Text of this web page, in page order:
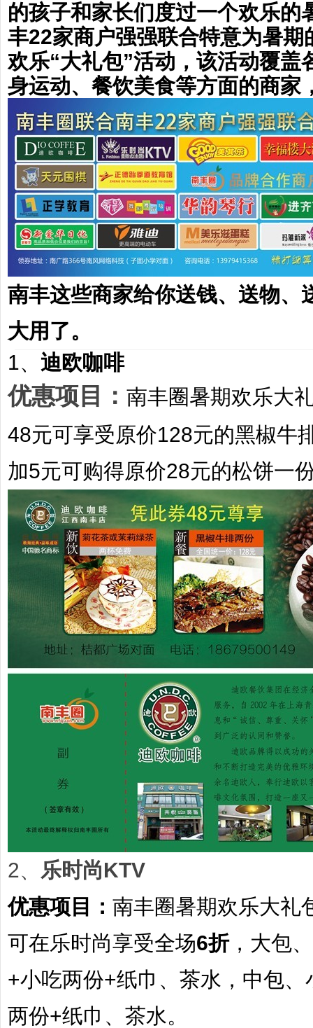
的孩子和家长们度过一个欢乐
丰22家商户强强联合特意为暑
欢乐“大礼包”活动，该活动覆
身运动、餐饮美食等方面的商家
南丰这些商家给你送钱、送物、
大用了。
1、 迪欧咖啡
优惠项目： 南丰圈暑期欢乐大
48元可享受原价128元的黑椒牛
加5元可购得原价28元的松饼一
2、 乐时尚KTV
优惠项目： 南丰圈暑期欢乐大礼
可在乐时尚享受全场6折，大包
+小吃两份+纸巾、茶水 ， 中包、
两份+纸巾、茶水。